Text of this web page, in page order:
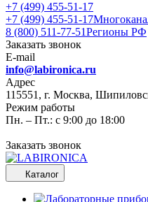
+7 (499) 455-51-17
+7 (499) 455-51-17
8 (800) 511-77-51Регионы РФ
Заказать звонок
E-mail
info@labironica.ru
Адрес
115551, г. Москва,
Режим работы
Пн. – Пт.: с 9:00 до 18:00
Заказать звонок
Каталог